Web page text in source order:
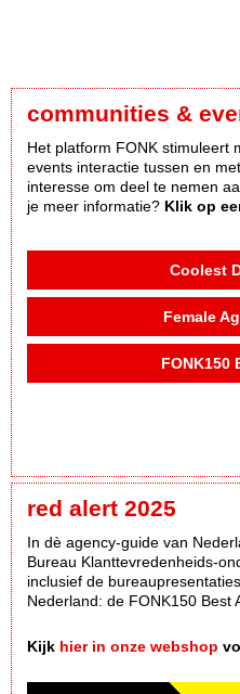
communities &
Het platform FONK stimuleert
events interactie tussen en
interesse om deel te nemen
je meer informatie? Klik op
Coolest
Female
FONK150
red alert 2025
In dè agency-guide van
Bureau Klanttevredenheids-
inclusief de
Nederland: de FONK150 Best
Kijk hier in onze webshop